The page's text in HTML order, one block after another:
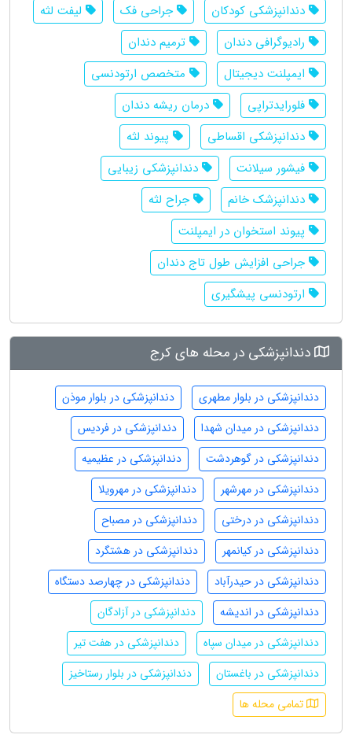
دندانپزشکی کودکان
جراحی فک
لیفت لثه
رادیوگرافی دندان
ترمیم دندان
ایمپلنت دیجیتال
متخصص ارتودنسی
فلورایدتراپی
درمان ریشه دندان
دندانپزشکی اقساطی
پیوند لثه
فیشور سیلانت
دندانپزشکی زیبایی
دندانپزشک خانم
جراح لثه
پیوند استخوان در ایمپلنت
جراحی افزایش طول تاج دندان
ارتودنسی پیشگیری
دندانپزشکی در محله های کرج
دندانپزشکی در بلوار مطهری
دندانپزشکی در بلوار موذن
دندانپزشکی در میدان شهدا
دندانپزشکی در فردیس
دندانپزشکی در گوهردشت
دندانپزشکی در عظیمیه
دندانپزشکی در مهرشهر
دندانپزشکی در مهرویلا
دندانپزشکی در درختی
دندانپزشکی در مصباح
دندانپزشکی در کیانمهر
دندانپزشکی در هشتگرد
دندانپزشکی در حیدرآباد
دندانپزشکی در چهارصد دستگاه
دندانپزشکی در اندیشه
دندانپزشکی در آزادگان
دندانپزشکی در میدان سپاه
دندانپزشکی در هفت تیر
دندانپزشکی در باغستان
دندانپزشکی در بلوار رستاخیز
تمامی محله ها